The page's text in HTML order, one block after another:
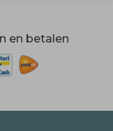
en betalen